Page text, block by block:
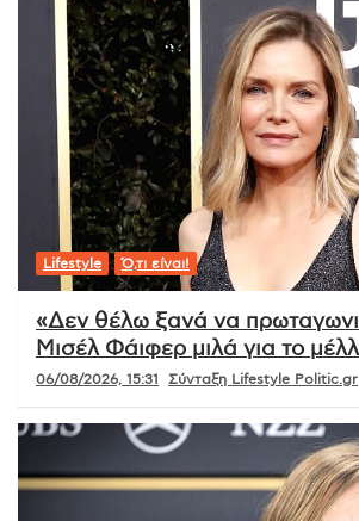
Lifestyle Ό,τι είναι!
«Δεν θέλω ξανά να
Μισέλ Φάιφερ μιλά για το
06/08/2026, 15:31 Σύνταξη Lifestyle Politic.gr